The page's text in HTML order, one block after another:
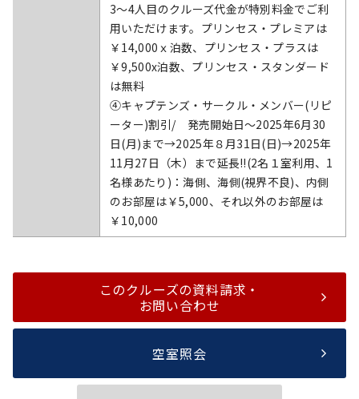
3～4人目のクルーズ代金が特別料金でご利
用いただけます。プリンセス・プレミアは
￥14,000ｘ泊数、プリンセス・プラスは
￥9,500x泊数、プリンセス・スタンダード
は無料
④キャプテンズ・サークル・メンバー(リピ
ーター)割引/ 発売開始日～2025年6月30
日(月)まで→2025年８月31日(日)→2025年
11月27日（木）まで延長!!(2名１室利用、1
名様あたり)：海側、海側(視界不良)、内側
のお部屋は￥5,000、それ以外のお部屋は
￥10,000
このクルーズの資料請求・
お問い合わせ
空室照会